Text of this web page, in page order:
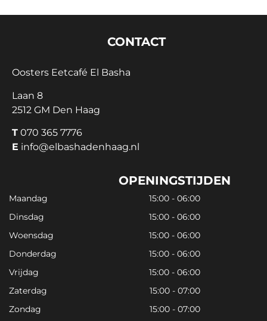
CONTACT
Oosters Eetcafé El Basha
Laan 8
2512 GM Den Haag
T 070 365 7776
E info@elbashadenhaag.nl
OPENINGSTIJDEN
Maandag
15:00 - 06:00
Dinsdag
15:00 - 06:00
Woensdag
15:00 - 06:00
Donderdag
15:00 - 06:00
Vrijdag
15:00 - 06:00
Zaterdag
15:00 - 07:00
Zondag
15:00 - 07:00